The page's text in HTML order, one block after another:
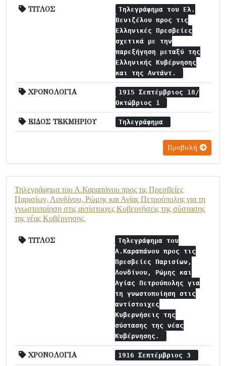
ΤΙΤΛΟΣ
Τηλεγράφημα του Ελ.
Βενιζέλου προς τις
Ελληνικές Πρεσβείες
σχετικά με την
παρεξήγηση μεταξύ της
Ελληνικής Κυβέρνησης
και της Αντάντ.
ΧΡΟΝΟΛΟΓΙΑ
1915 Σεπτέμβριος 18/
Οκτώβριος 1
ΕΙΔΟΣ ΤΕΚΜΗΡΙΟΥ Τηλεγράφημα
Προβολή
Τηλεγράφημα του Α.Καραπάνου προς τις Πρεσβείες
Παρισίων, Λονδίνου, Ρώμης και Αγίας Πετρούπολης για τη
γνωστοποίηση στις αντίστοιχες Κυβερνήσεις της σύστασης
της νέας Κυβέρνησης.
ΤΙΤΛΟΣ
Τηλεγράφημα του
Α.Καραπάνου προς τις
Πρεσβείες Παρισίων,
Λονδίνου, Ρώμης και
Αγίας Πετρούπολης για
τη γνωστοποίηση στις
αντίστοιχες
Κυβερνήσεις της
σύστασης της νέας
Κυβέρνησης.
ΧΡΟΝΟΛΟΓΙΑ 1916 Σεπτέμβριος 3